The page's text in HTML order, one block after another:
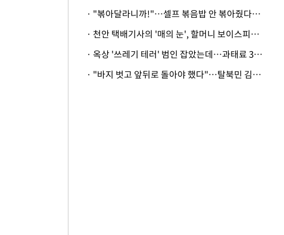
· "볶아달라니까!"…셀프 볶음밥 안 볶아줬다고 사장 폭행한 손님
· 천안 택배기사의 '매의 눈', 할머니 보이스피싱 피해 막아
· 옥상 '쓰레기 테러' 범인 잡았는데…과태료 3만원 처분에 숙박업주 허탈
· "바지 벗고 앞뒤로 돌아야 했다"…탈북민 김서아, 기쁨조 검사 수치심 회상